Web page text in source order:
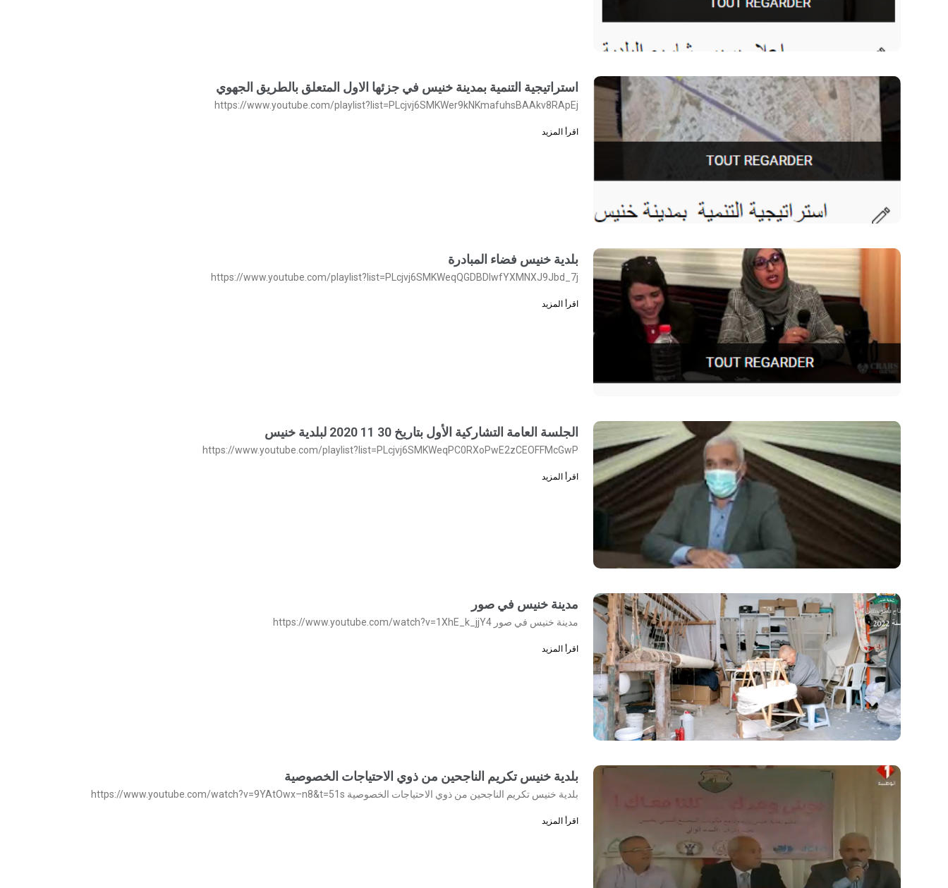
استراتيجية التنمية بمدينة خنيس في جزئها الاول المتعلق بالطريق الجهوي
https://www.youtube.com/playlist?list=PLcjvj6SMKWer9kNKmafuhsBAAkv8RApEj
اقرأ المزيد
بلدية خنيس فضاء المبادرة
https://www.youtube.com/playlist?list=PLcjvj6SMKWeqQGDBDlwfYXMNXJ9Jbd_7j
اقرأ المزيد
الجلسة العامة التشاركية الأول بتاريخ 30 11 2020 لبلدية خنيس
https://www.youtube.com/playlist?list=PLcjvj6SMKWeqPC0RXoPwE2zCEOFFMcGwP
اقرأ المزيد
مدينة خنيس في صور
مدينة خنيس في صور https://www.youtube.com/watch?v=1XhE_k_jjY4
اقرأ المزيد
بلدية خنيس تكريم الناجحين من ذوي الاحتياجات الخصوصية
بلدية خنيس تكريم الناجحين من ذوي الاحتياجات الخصوصية https://www.youtube.com/watch?v=9YAtOwx–n8&t=51s
اقرأ المزيد